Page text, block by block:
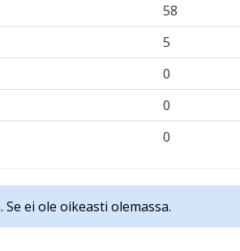
58
5
0
0
0
ei ole oikeasti olemassa.